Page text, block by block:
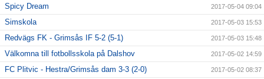
Spicy Dream 2017-05-04 09:04
Simskola 2017-05-03 15:53
Redvägs FK - Grimsås IF 5-2 (5-1) 2017-05-03 15:48
Välkomna till fotbollsskola på Dalshov 2017-05-02 14:59
FC Plitvic - Hestra/Grimsås dam 3-3 (2-0) 2017-05-02 08:37